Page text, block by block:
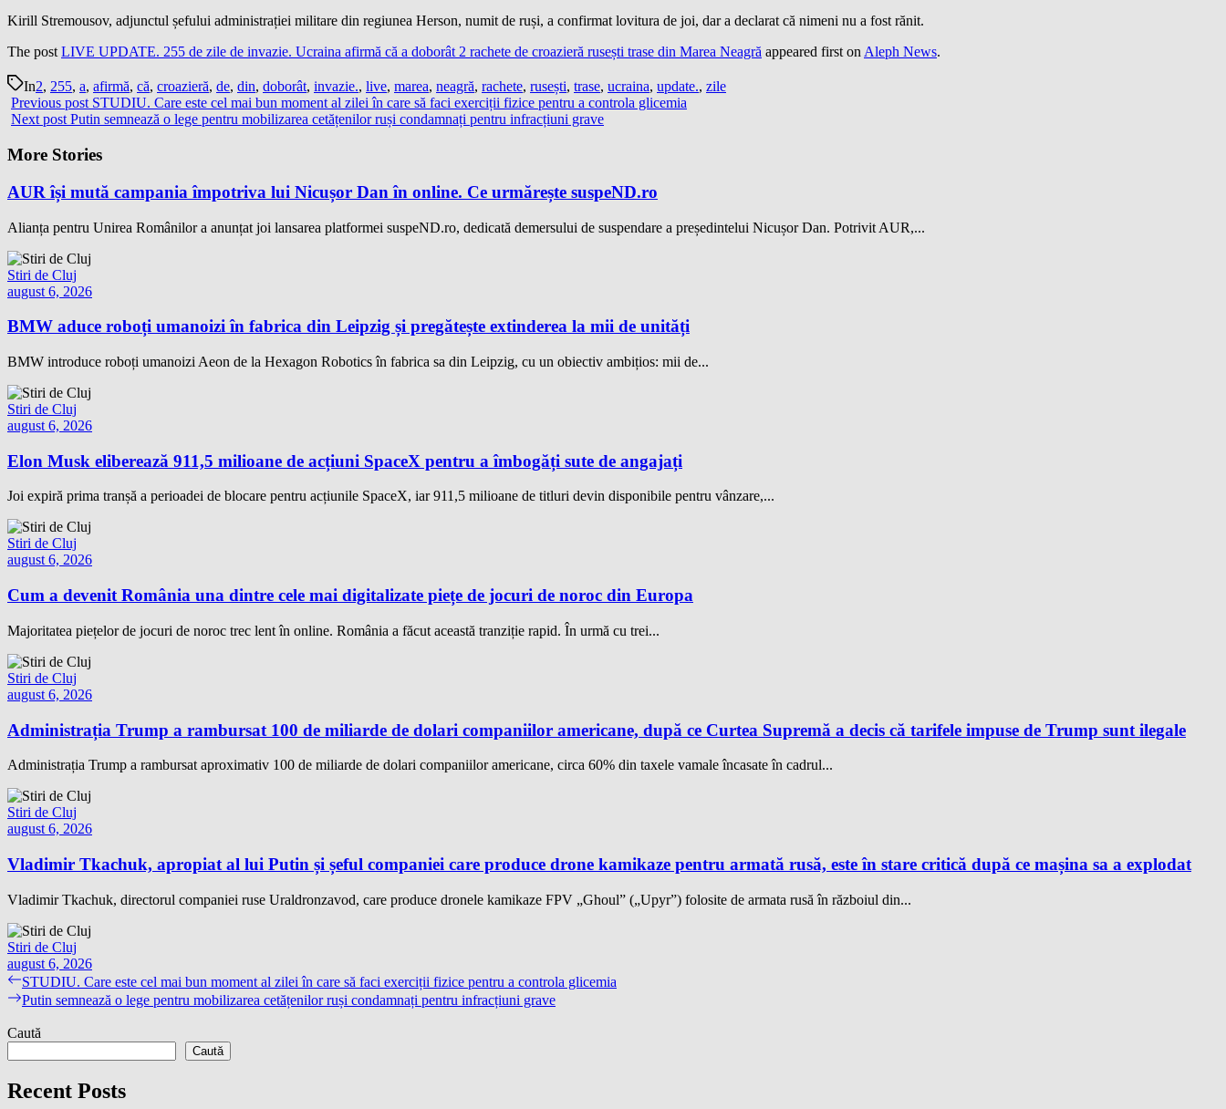
Kirill Stremousov, adjunctul șefului administrației militare din regiunea Herson, numit de ruși, a confirmat lovitura de joi, dar a declarat că nimeni nu a fost rănit.
The postLIVE UPDATE. 255 de zile de invazie. Ucraina afirmă că a doborât 2 rachete de croazieră rusești trase din Marea Neagră appeared first onAleph News.
In2, 255, a, afirmă, că, croazieră, de, din, doborât, invazie., live, marea, neagră, rachete, rusești, trase, ucraina, update., zile
Previous post STUDIU. Care este cel mai bun moment al zilei în care să faci exerciții fizice pentru a controla glicemia
Next post Putin semnează o lege pentru mobilizarea cetățenilor ruși condamnați pentru infracțiuni grave
More Stories
AUR își mută campania împotriva lui Nicușor Dan în online. Ce urmărește suspeND.ro
Alianța pentru Unirea Românilor a anunțat joi lansarea platformei suspeND.ro, dedicată demersului de suspendare a președintelui Nicușor Dan. Potrivit AUR,...
Stiri de Cluj
august 6, 2026
BMW aduce roboți umanoizi în fabrica din Leipzig și pregătește extinderea la mii de unități
BMW introduce roboți umanoizi Aeon de la Hexagon Robotics în fabrica sa din Leipzig, cu un obiectiv ambițios: mii de...
Stiri de Cluj
august 6, 2026
Elon Musk eliberează 911,5 milioane de acțiuni SpaceX pentru a îmbogăți sute de angajați
Joi expiră prima tranșă a perioadei de blocare pentru acțiunile SpaceX, iar 911,5 milioane de titluri devin disponibile pentru vânzare,...
Stiri de Cluj
august 6, 2026
Cum a devenit România una dintre cele mai digitalizate piețe de jocuri de noroc din Europa
Majoritatea piețelor de jocuri de noroc trec lent în online. România a făcut această tranziție rapid. În urmă cu trei...
Stiri de Cluj
august 6, 2026
Administrația Trump a rambursat 100 de miliarde de dolari companiilor americane, după ce Curtea Supremă a decis că tarifele impuse de Trump sunt ilegale
Administrația Trump a rambursat aproximativ 100 de miliarde de dolari companiilor americane, circa 60% din taxele vamale încasate în cadrul...
Stiri de Cluj
august 6, 2026
Vladimir Tkachuk, apropiat al lui Putin și șeful companiei care produce drone kamikaze pentru armată rusă, este în stare critică după ce mașina sa a explodat
Vladimir Tkachuk, directorul companiei ruse Uraldronzavod, care produce dronele kamikaze FPV „Ghoul” („Upyr”) folosite de armata rusă în războiul din...
Stiri de Cluj
august 6, 2026
Navigare
în
articole
Previous
post:
STUDIU. Care este cel mai bun moment al zilei în care să faci exerciții fizice pentru a controla glicemia
Next
Putin semnează o lege pentru mobilizarea cetățenilor ruși condamnați pentru infracțiuni grave
Caută
Caută
Recent Posts